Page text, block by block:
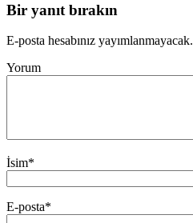
Bir yanıt bırakın
E-posta hesabınız yayımlanmayacak.
Yorum
İsim*
E-posta*